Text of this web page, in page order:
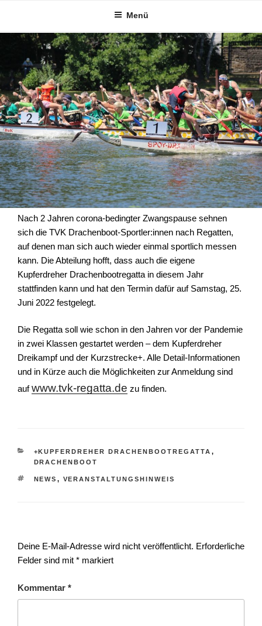
springen
Menü
Nach 2 Jahren corona-bedingter Zwangspause sehnen
sich die TVK Drachenboot-Sportler:innen nach Regatten,
auf denen man sich auch wieder einmal sportlich messen
kann. Die Abteilung hofft, dass auch die eigene
Kupferdreher Drachenbootregatta in diesem Jahr
stattfinden kann und hat den Termin dafür auf Samstag, 25.
Juni 2022 festgelegt.
Die Regatta soll wie schon in den Jahren vor der Pandemie
in zwei Klassen gestartet werden – dem Kupferdreher
Dreikampf und der Kurzstrecke+. Alle Detail-Informationen
und in Kürze auch die Möglichkeiten zur Anmeldung sind
aufwww.tvk-regatta.de zu finden.
KATEGORIEN
+KUPFERDREHER DRACHENBOOTREGATTA ,
DRACHENBOOT
SCHLAGWÖRTER
NEWS , VERANSTALTUNGSHINWEIS
Deine E-Mail-Adresse wird nicht veröffentlicht. Erforderliche
Felder sind mit * markiert
Kommentar *